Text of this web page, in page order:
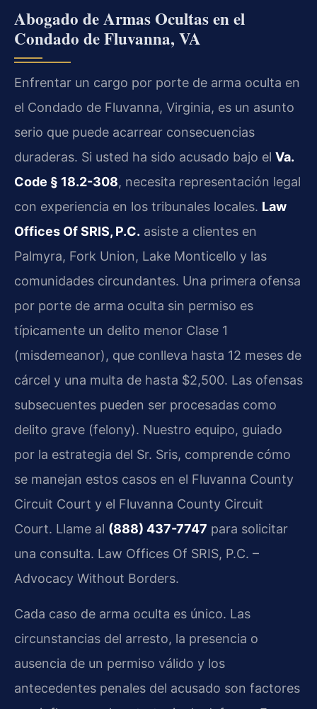
Abogado de Armas Ocultas en el
Condado de Fluvanna, VA
Enfrentar un cargo por porte de arma oculta en
el Condado de Fluvanna, Virginia, es un asunto
serio que puede acarrear consecuencias
duraderas. Si usted ha sido acusado bajo el Va.
Code § 18.2-308, necesita representación legal
con experiencia en los tribunales locales. Law
Offices Of SRIS, P.C. asiste a clientes en
Palmyra, Fork Union, Lake Monticello y las
comunidades circundantes. Una primera ofensa
por porte de arma oculta sin permiso es
típicamente un delito menor Clase 1
(misdemeanor), que conlleva hasta 12 meses de
cárcel y una multa de hasta $2,500. Las ofensas
subsecuentes pueden ser procesadas como
delito grave (felony). Nuestro equipo, guiado
por la estrategia del Sr. Sris, comprende cómo
se manejan estos casos en el Fluvanna County
Circuit Court y el Fluvanna County Circuit
Court. Llame al (888) 437-7747 para solicitar
una consulta. Law Offices Of SRIS, P.C. –
Advocacy Without Borders.
Cada caso de arma oculta es único. Las
circunstancias del arresto, la presencia o
ausencia de un permiso válido y los
antecedentes penales del acusado son factores